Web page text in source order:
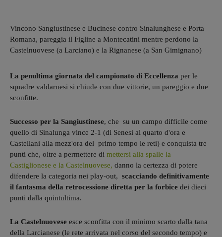
Vincono Sangiustinese e Bucinese contro Sinalunghese e Porta
Romana, pareggia il Figline a Montecatini mentre perdono la
Castelnuovese (a Larciano) e la Rignanese (a San Gimignano)
La penultima giornata del campionato di Eccellenza per le
squadre valdarnesi si chiude con due vittorie, un pareggio e due
sconfitte.
Successo per la Sangiustinese, che su un campo difficile come
quello di Sinalunga vince 2-1 (di Senesi al quarto d'ora e
Castellani alla mezz'ora del primo tempo le reti) e conquista tre
punti che, oltre a permettere di mettersi alla spalle la
Castiglionese e la Castelnuovese, danno la certezza di potere
difendere la categoria nei play-out, scacciando definitivamente
il fantasma della retrocessione diretta per la forbice dei dieci
punti dalla quintultima.
La Castelnuovese esce sconfitta con il minimo scarto dalla tana
della Larcianese (le rete arrivata nel corso del secondo tempo) e